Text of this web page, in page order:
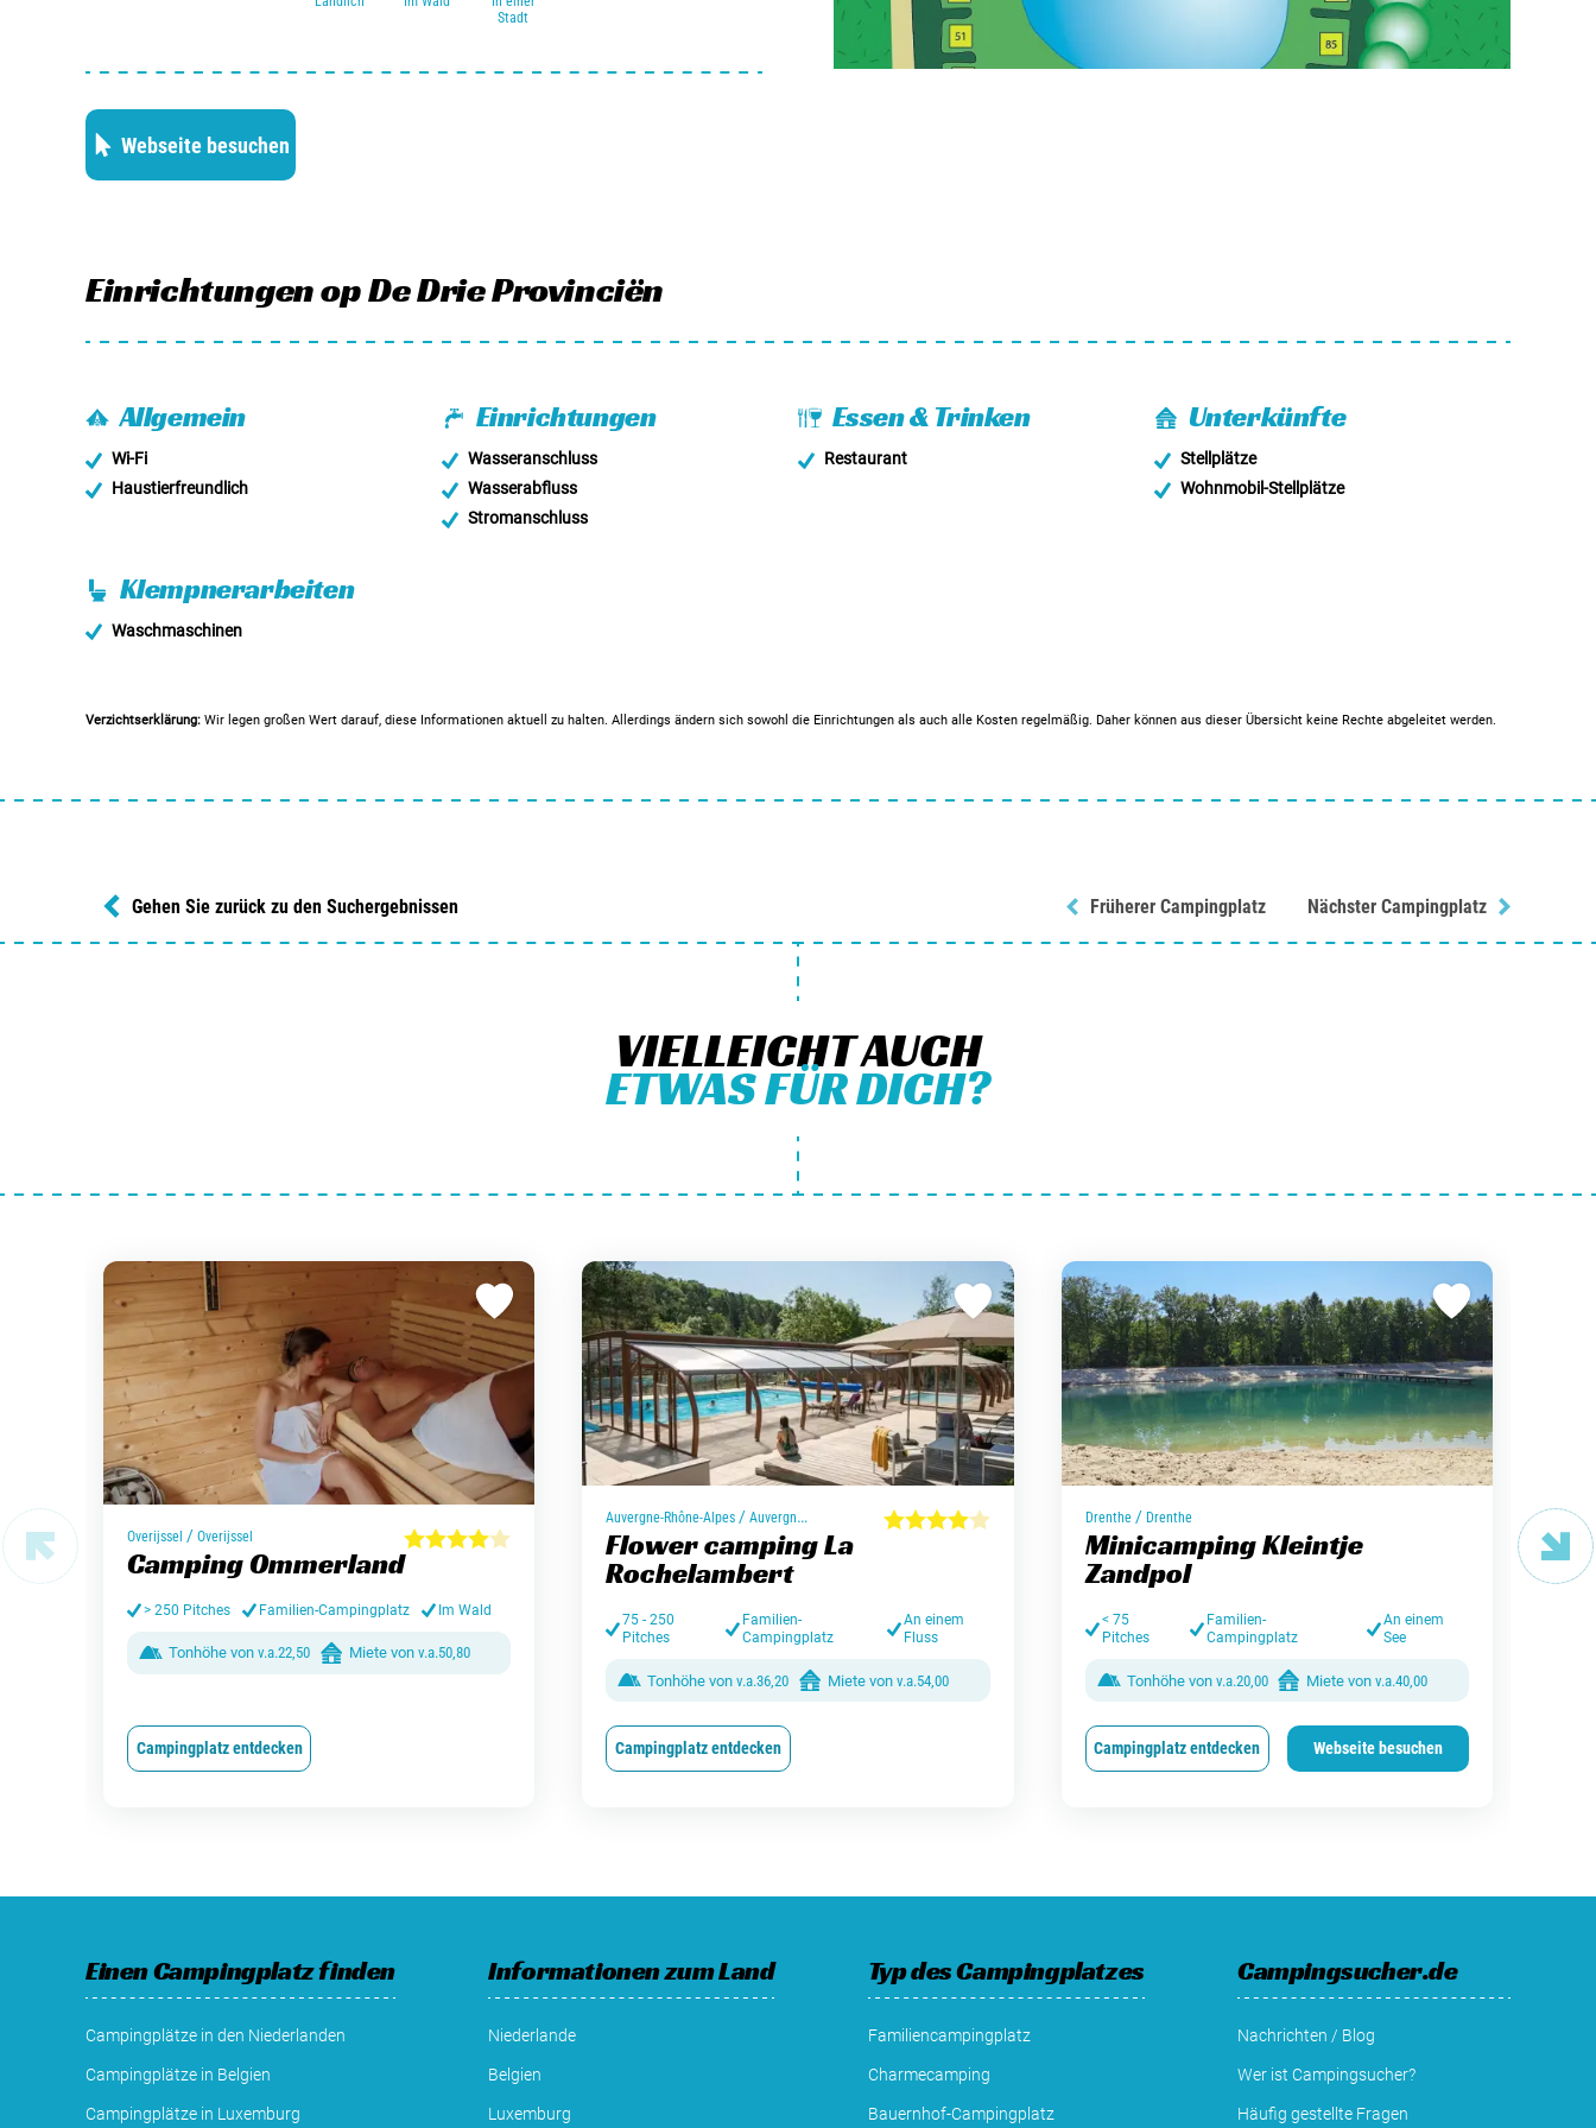
Charmecamping des Jahres ausgezeichnet und 2023 erhielt er den ACSI-Preis für
Stadt
Webseite besuchen
Einrichtungenop De Drie Provinciën
Allgemein
Wi-Fi
Haustierfreundlich
Einrichtungen
Wasseranschluss
Wasserabfluss
Stromanschluss
Essen & Trinken
Restaurant
Unterkünfte
Stellplätze
Wohnmobil-Stellplätze
Klempnerarbeiten
Waschmaschinen
Verzichtserklärung: Wir legen großen Wert darauf, diese Informationen aktuell zu halten. Allerdings ändern sich sowohl die Einrichtungen als auch alle Kosten regelmäßig. Daher können aus dieser Übersicht keine Rechte abgeleitet werden.
Gehen Sie zurück zu den Suchergebnissen Früherer Campingplatz Nächster Campingplatz
VIELLEICHT AUCH
ETWAS FÜR DICH?
Overijssel / Overijssel
Camping Ommerland
> 250 Pitches Familien-Campingplatz Im Wald
Tonhöhe von v.a.22,50 Miete von v.a.50,80
Campingplatz entdecken
Auvergne-Rhône-Alpes /Auvergne-Rhône-Alpes
Flower camping La
Rochelambert
75 - 250
Pitches
Familien-
Campingplatz
An einem
Fluss
Tonhöhe von v.a.36,20 Miete von v.a.54,00
Campingplatz entdecken
Drenthe/ Drenthe
Minicamping Kleintje
Zandpol
< 75
Pitches
Familien-
Campingplatz
An einem
See
Tonhöhe von v.a.20,00 Miete von v.a.40,00
Campingplatz entdecken Webseite besuchen
Pays
Einen Campingplatz finden
Campingplätze in den Niederlanden
Campingplätze in Belgien
Campingplätze in Luxemburg
Informationen zum Land
Niederlande
Belgien
Luxemburg
Typ des Campingplatzes
Familiencampingplatz
Charmecamping
Bauernhof-Campingplatz
Campingsucher.de
Nachrichten / Blog
Wer ist Campingsucher?
Häufig gestellte Fragen